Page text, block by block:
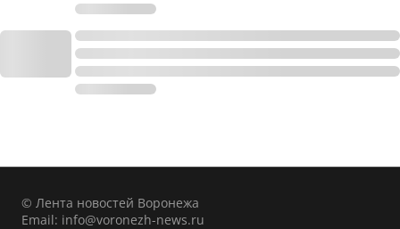
© Лента новостей Воронежа
Email: info@voronezh-news.ru